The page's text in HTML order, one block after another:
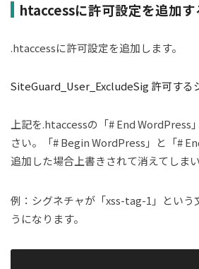
htaccessに許可設定を追加す
.htaccessに許可設定を追加します。
SiteGuard_User_ExcludeSig 許可する
上記を.htaccessの「# End WordPress
さい。「# Begin WordPress」と「#
追加した場合上書きされて消えてしまい
例：シグネチャが「xss-tag-1」という
うになります。